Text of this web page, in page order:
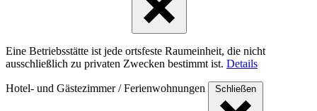
Eine Betriebsstätte ist jede ortsfeste Raumeinheit, die nicht
ausschließlich zu privaten Zwecken bestimmt ist. Details
Hotel- und Gästezimmer / Ferienwohnungen Schließen